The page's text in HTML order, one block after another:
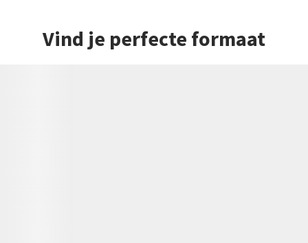
Vind je perfecte formaat